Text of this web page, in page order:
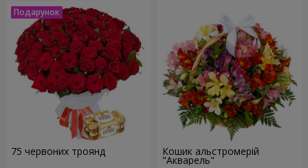
75 червоних троянд Кошик альстромерій
"Акварель"